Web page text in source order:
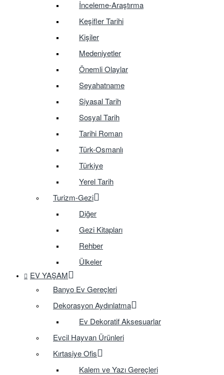
İnceleme-Araştırma
Keşifler Tarihi
Kişiler
Medeniyetler
Önemli Olaylar
Seyahatname
Siyasal Tarih
Sosyal Tarih
Tarihi Roman
Türk-Osmanlı
Türkiye
Yerel Tarih
Turizm-Gezi
Diğer
Gezi Kitapları
Rehber
Ülkeler
EV YAŞAM
Banyo Ev Gereçleri
Dekorasyon Aydınlatma
Ev Dekoratif Aksesuarlar
Evcil Hayvan Ürünleri
Kırtasiye Ofis
Kalem ve Yazı Gereçleri